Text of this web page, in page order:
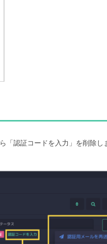
「認証コードを入力」を削除し